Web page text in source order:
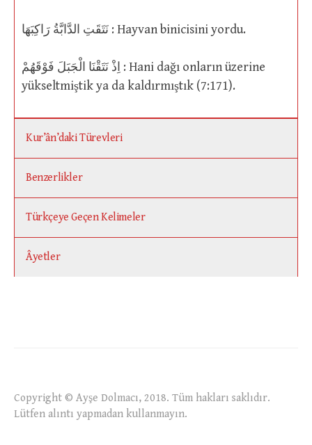
نَتَقَتِ الدَّابَّةُ رَاكِبَهَا : Hayvan binicisini yordu.
اِذْ نَتَقْنَا الْجَبَلَ فَوْقَهُمْ : Hani dağı onların üzerine
yükseltmiştik ya da kaldırmıştık (7:171).
Kur’ân’daki Türevleri
Benzerlikler
Türkçeye Geçen Kelimeler
Âyetler
Copyright © Ayşe Dolmacı, 2018. Tüm hakları saklıdır.
Lütfen alıntı yapmadan kullanmayın.